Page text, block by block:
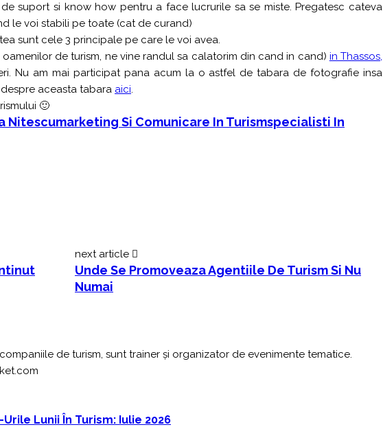
suport si know how pentru a face lucrurile sa se miste. Pregatesc cateva
le voi stabili pe toate (cat de curand)
sunt cele 3 principale pe care le voi avea.
de turism, ne vine randul sa calatorim din cand in cand) in Thassos,
Nu am mai participat pana acum la o astfel de tabara de fotografie insa
aceasta tabara aici.
🙂
NitescuMarketing Si Comunicare In TurismSpecialisti In
next article
Unde Se Promoveaza Agentiile De Turism Si Nu
Numai
de turism, sunt trainer și organizator de evenimente tematice.
Lunii În Turism: Iulie 2026